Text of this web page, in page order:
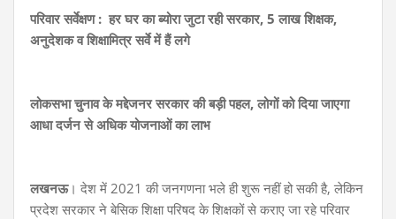
परिवार सर्वेक्षण : हर घर का ब्योरा जुटा रही सरकार, 5 लाख शिक्षक,
अनुदेशक व शिक्षामित्र सर्वे में हैं लगे
लोकसभा चुनाव के मद्देजनर सरकार की बड़ी पहल, लोगों को दिया जाएगा
आधा दर्जन से अधिक योजनाओं का लाभ
लखनऊ। देश में 2021 की जनगणना भले ही शुरू नहीं हो सकी है, लेकिन
प्रदेश सरकार ने बेसिक शिक्षा परिषद के शिक्षकों से कराए जा रहे परिवार